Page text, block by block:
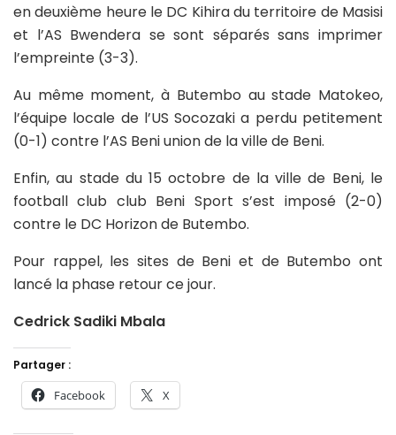
en deuxième heure le DC Kihira du territoire de Masisi
et l’AS Bwendera se sont séparés sans imprimer
l’empreinte (3-3).
Au même moment, à Butembo au stade Matokeo,
l’équipe locale de l’US Socozaki a perdu petitement
(0-1) contre l’AS Beni union de la ville de Beni.
Enfin, au stade du 15 octobre de la ville de Beni, le
football club club Beni Sport s’est imposé (2-0)
contre le DC Horizon de Butembo.
Pour rappel, les sites de Beni et de Butembo ont
lancé la phase retour ce jour.
Cedrick Sadiki Mbala
Partager :
Facebook X